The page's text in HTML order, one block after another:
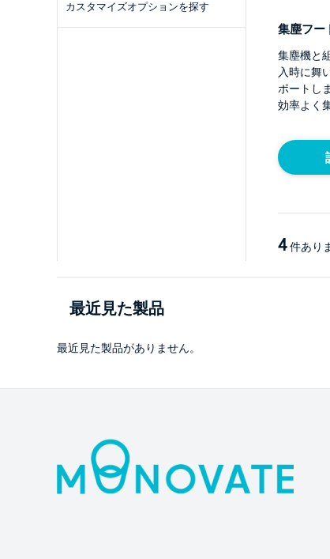
カスタマイズオプションを探す
集塵フー
集塵機と
入時に舞
ポートし
効率よく
4 件あり
最近見た製品
最近見た製品がありません。